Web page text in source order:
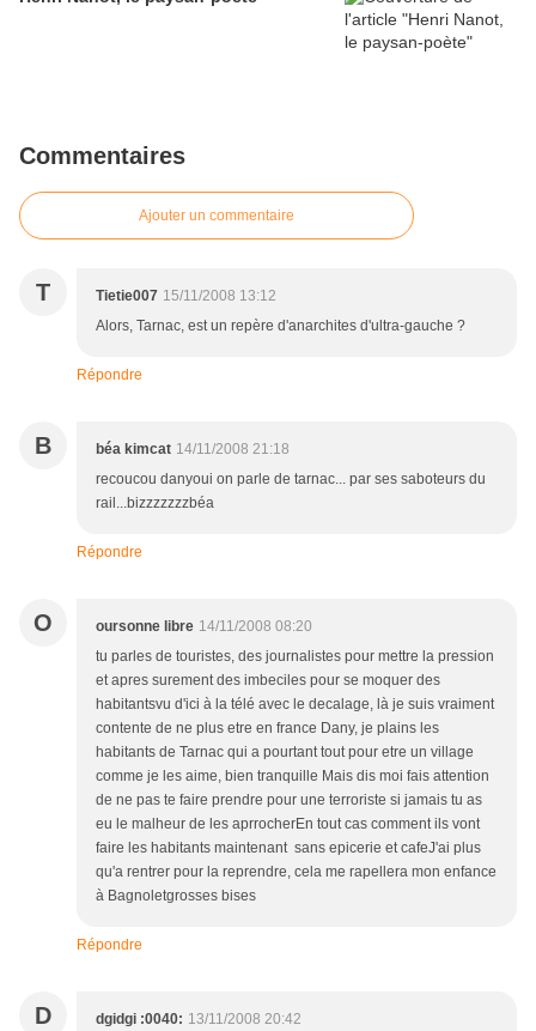
Commentaires
Ajouter un commentaire
T Tietie007 15/11/2008 13:12
Alors, Tarnac, est un repère d'anarchites d'ultra-gauche ?
Répondre
B béa kimcat 14/11/2008 21:18
recoucou danyoui on parle de tarnac... par ses saboteurs du
rail...bizzzzzzzbéa
Répondre
O oursonne libre 14/11/2008 08:20
tu parles de touristes, des journalistes pour mettre la pression
et apres surement des imbeciles pour se moquer des
habitantsvu d'ici à la télé avec le decalage, là je suis vraiment
contente de ne plus etre en france Dany, je plains les
habitants de Tarnac qui a pourtant tout pour etre un village
comme je les aime, bien tranquille Mais dis moi fais attention
de ne pas te faire prendre pour une terroriste si jamais tu as
eu le malheur de les aprrocherEn tout cas comment ils vont
faire les habitants maintenant sans epicerie et cafeJ'ai plus
qu'a rentrer pour la reprendre, cela me rapellera mon enfance
à Bagnoletgrosses bises
Répondre
D dgidgi :0040: 13/11/2008 20:42